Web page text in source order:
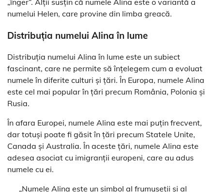
numelui Helen, care provine din limba greacă.
Distribuția numelui Alina în lume
Distribuția numelui Alina în lume este un subiect
fascinant, care ne permite să înțelegem cum a evoluat
numele în diferite culturi și țări. În Europa, numele Alina
este cel mai popular în țări precum România, Polonia și
Rusia.
În afara Europei, numele Alina este mai puțin frecvent,
dar totuși poate fi găsit în țări precum Statele Unite,
Canada și Australia. În aceste țări, numele Alina este
adesea asociat cu imigranții europeni, care au adus
numele cu ei.
„Numele Alina este un simbol al frumuseții și al